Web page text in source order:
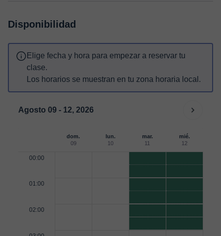
Disponibilidad
Elige fecha y hora para empezar a reservar tu
clase.
Los horarios se muestran en tu zona horaria local.
Agosto 09 - 12, 2026
dom.
09
lun.
10
mar.
11
mié.
12
00:00
01:00
02:00